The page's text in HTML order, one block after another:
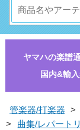
ヤマハの楽譜
国内&輸
管楽器/打楽器 >
>
曲集/レパート